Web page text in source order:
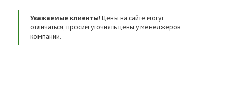
Уважаемые клиенты! Цены на сайте могут
отличаться, просим уточнять цены у менеджеров
компании.